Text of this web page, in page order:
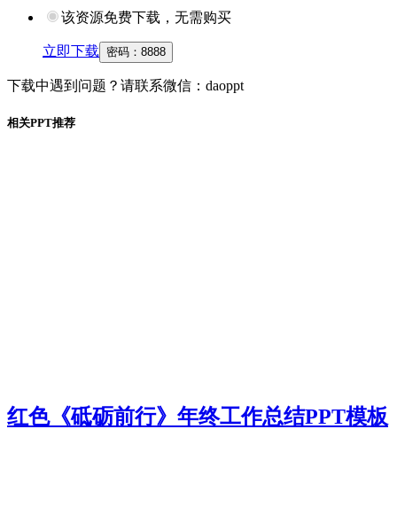
该资源免费下载，无需购买
立即下载 密码： 8888
下载中遇到问题？请联系微信：daoppt
相关PPT推荐
红色《砥砺前行》年终工作总结PPT模板